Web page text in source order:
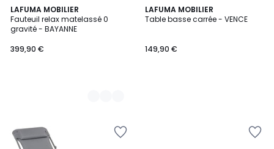
LAFUMA MOBILIER
Fauteuil relax matelassé 0
gravité - BAYANNE
399,90 €
2
Couleurs
LAFUMA MOBILIER
Table basse carrée - VENCE
149,90 €